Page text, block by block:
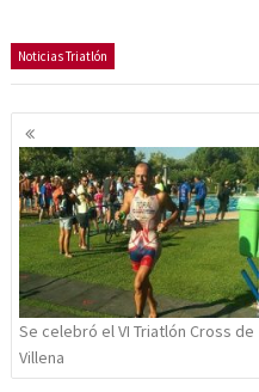
Noticias Triatlón
Navegación
de
entradas
Se celebró el VI Triatlón Cross de
Villena